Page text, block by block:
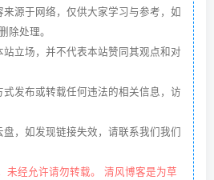
源于网络，仅供大家学习与参考，如
除处理。
立场，并不代表本站赞同其观点和对
发布或转载任何违法的相关信息，访
，如发现链接失效，请联系我们我们
未经允许请勿转载。 清风博客是为草